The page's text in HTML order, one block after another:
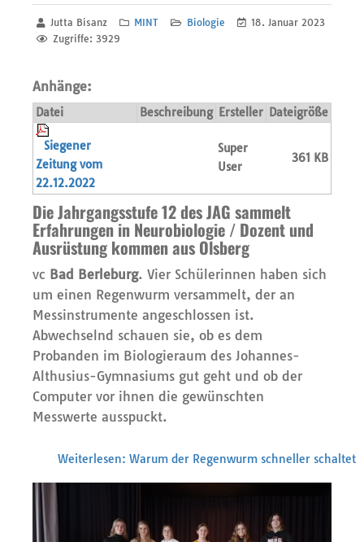
Jutta Bisanz MINT Biologie
18. Januar 2023
Zugriffe: 3929
Anhänge:
Datei Beschreibung Ersteller Dateigröße
Siegener
Zeitung vom
22.12.2022
Super
User
361 KB
Die Jahrgangsstufe 12 des JAG sammelt
Erfahrungen in Neurobiologie / Dozent und
Ausrüstung kommen aus Olsberg
vc Bad Berleburg. Vier Schülerinnen haben sich
um einen Regenwurm versammelt, der an
Messinstrumente angeschlossen ist.
Abwechselnd schauen sie, ob es dem
Probanden im Biologieraum des Johannes-
Althusius-Gymnasiums gut geht und ob der
Computer vor ihnen die gewünschten
Messwerte ausspuckt.
Weiterlesen: Warum der Regenwurm schneller schaltet